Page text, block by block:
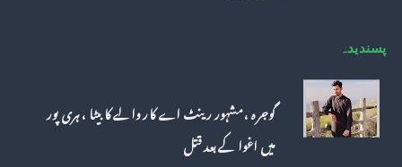
پسندیدہ
گوجرہ ، مشہور رینٹ اے کار والے کا بیٹا ، ہری پور
میں اغوا کے بعد قتل